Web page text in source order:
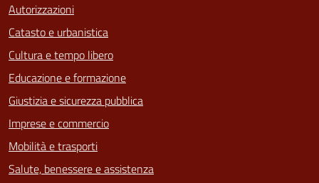
Autorizzazioni
Catasto e urbanistica
Cultura e tempo libero
Educazione e formazione
Giustizia e sicurezza pubblica
Imprese e commercio
Mobilità e trasporti
Salute, benessere e assistenza